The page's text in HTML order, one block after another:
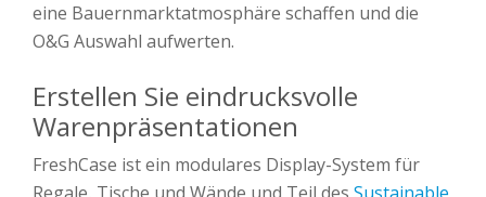
eine Bauernmarktatmosphäre schaffen und die
O&G Auswahl aufwerten.
Erstellen Sie eindrucksvolle
Warenpräsentationen
FreshCase ist ein modulares Display-System für